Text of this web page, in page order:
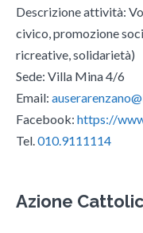
Descrizione attività:
civico, promozione
ricreative, solidarietà)
Sede: Villa Mina 4/6
Email:
Facebook: https://
Tel.010.9111114
Azione